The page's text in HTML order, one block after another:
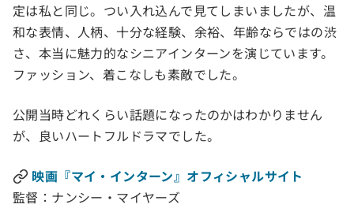
定は私と同じ。つい入れ込んで見てしまいましたが、温
和な表情、人柄、十分な経験、余裕、年齢ならではの渋
さ、本当に魅力的なシニアインターンを演じています。
ファッション、着こなしも素敵でした。
公開当時どれくらい話題になったのかはわかりません
が、良いハートフルドラマでした。
映画『マイ・インターン』オフィシャルサイト
監督：ナンシー・マイヤーズ